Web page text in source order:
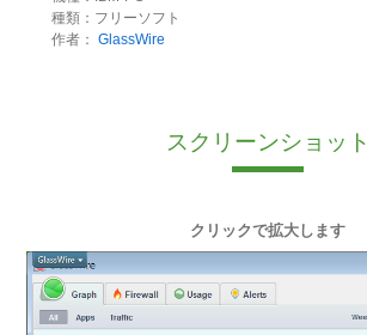
種類：フリーソフト
作者： GlassWire
スクリーンショット
クリックで拡大します